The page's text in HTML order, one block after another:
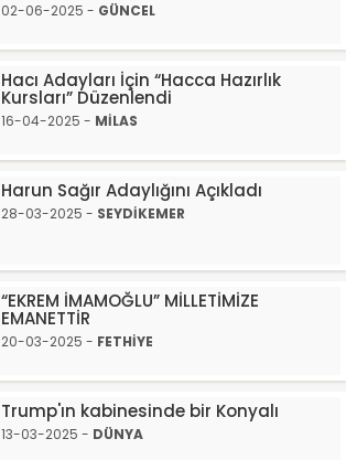
02-06-2025 - GÜNCEL
Hacı Adayları İçin “Hacca Hazırlık
Kursları” Düzenlendi
16-04-2025 - MİLAS
Harun Sağır Adaylığını Açıkladı
28-03-2025 - SEYDİKEMER
“EKREM İMAMOĞLU” MİLLETİMİZE
EMANETTİR
20-03-2025 - FETHİYE
Trump'ın kabinesinde bir Konyalı
13-03-2025 - DÜNYA